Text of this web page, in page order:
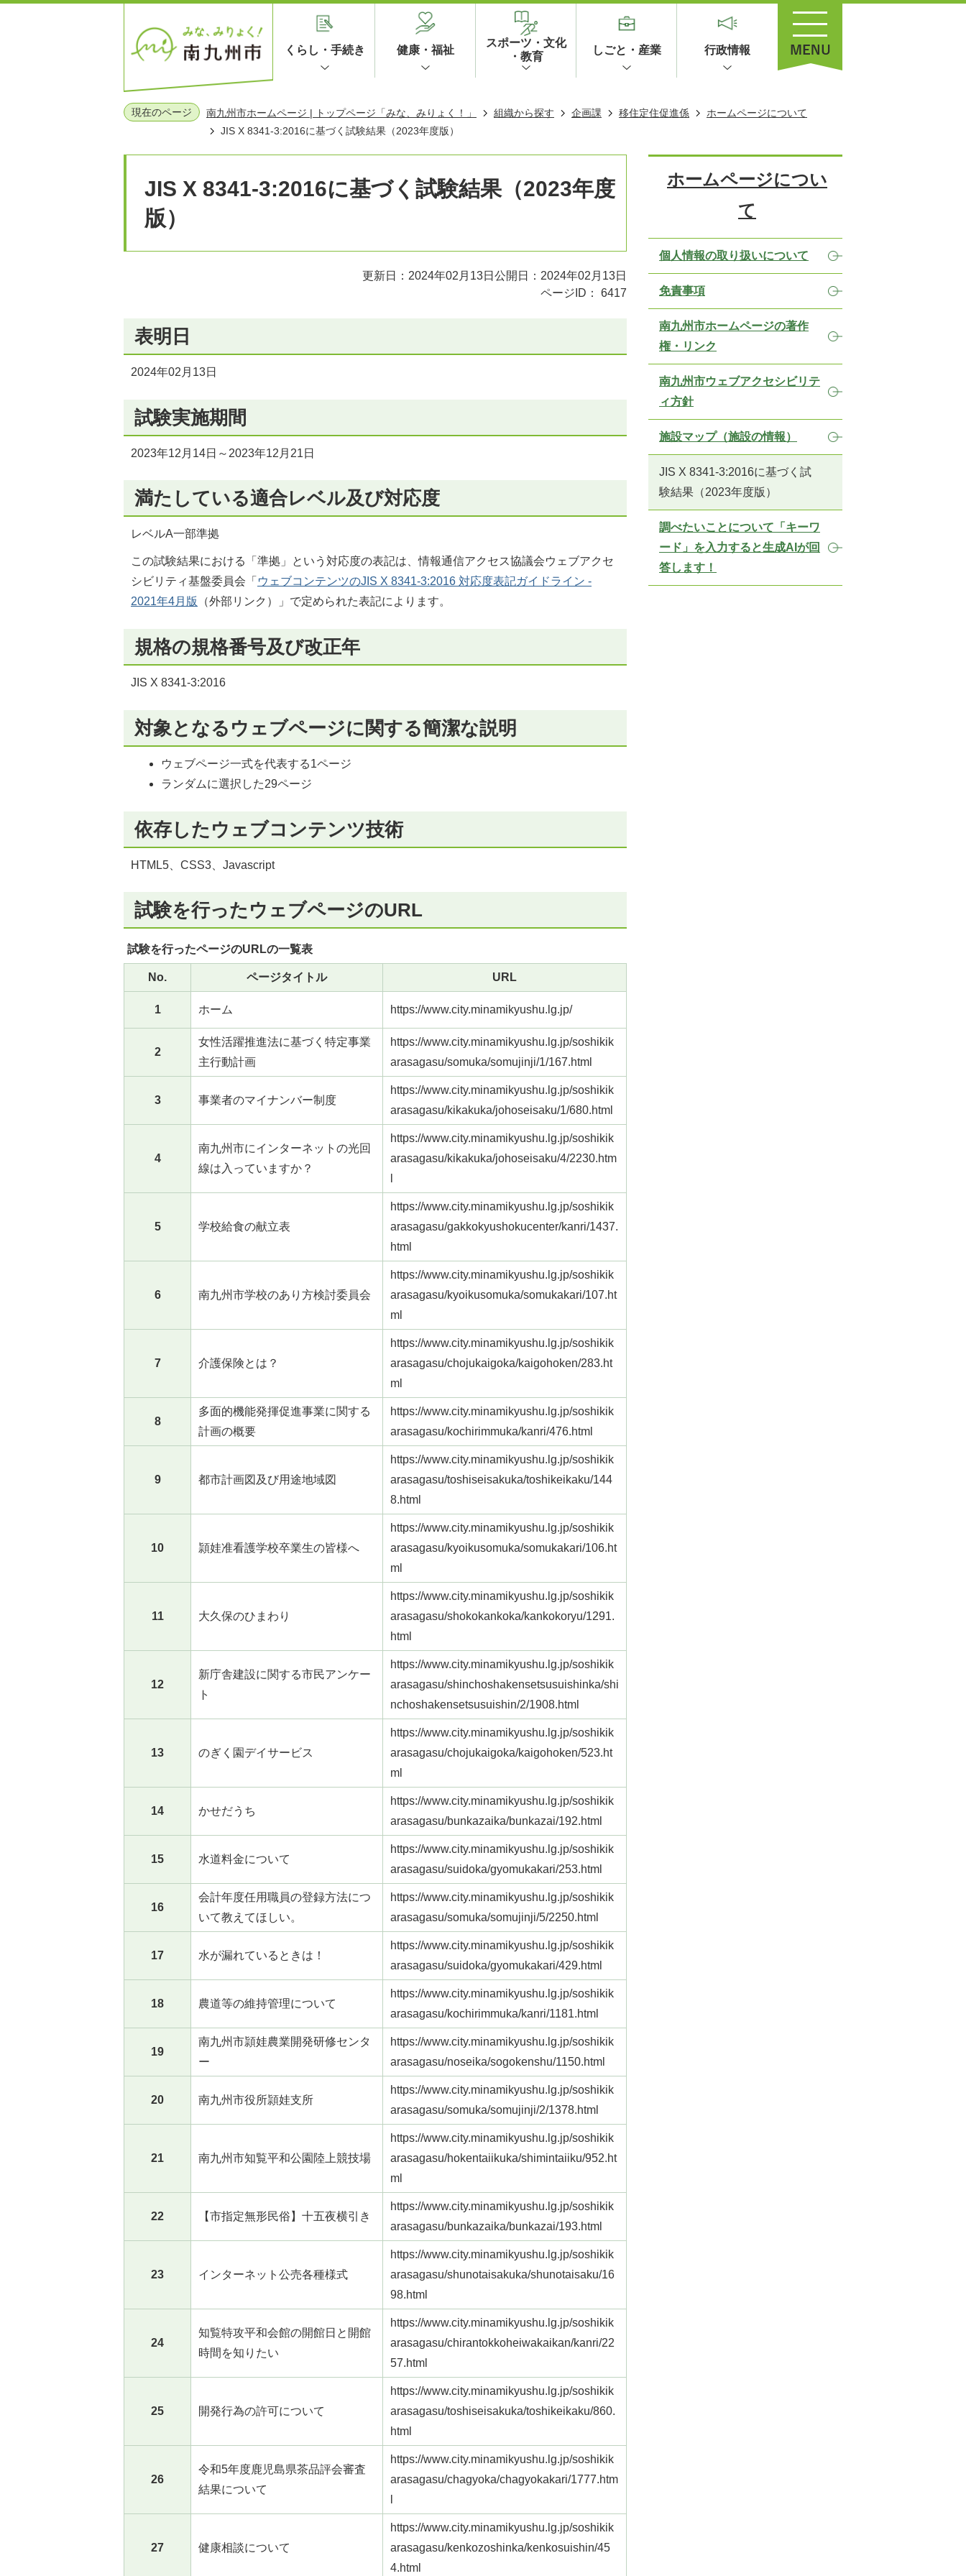
くらし・手続き 健康・福祉
スポーツ・文化
・教育
しごと・産業 行政情報
現在のページ 南九州市ホームページ | トップページ「みな、みりょく！」 組織から探す 企画課 移住定住促進係
ホームページについて
JIS X 8341-3:2016に基づく試験結果（2023年度版）
JIS X 8341-3:2016に基づく試験結果（2023年度
版）
更新日：2024年02月13日 公開日：2024年02月13日
ページID：
6417
表明日
2024年02月13日
試験実施期間
2023年12月14日～2023年12月21日
満たしている適合レベル及び対応度
レベルA一部準拠
この試験結果における「準拠」という対応度の表記は、情報通信アクセス協議会ウェブアクセ
シビリティ基盤委員会「 ウェブコンテンツのJIS X 8341-3:2016 対応度表記ガイドライン -
2021年4月版
（外部リンク） 」で定められた表記によります。
規格の規格番号及び改正年
JIS X 8341-3:2016
対象となるウェブページに関する簡潔な説明
ウェブページ一式を代表する1ページ
ランダムに選択した29ページ
依存したウェブコンテンツ技術
HTML5、CSS3、Javascript
試験を行ったウェブページのURL
試験を行ったページのURLの一覧表
No. ページタイトル URL
1 ホーム https://www.city.minamikyushu.lg.jp/
2
女性活躍推進法に基づく特定事業
主行動計画
https://www.city.minamikyushu.lg.jp/soshikik
arasagasu/somuka/somujinji/1/167.html
3 事業者のマイナンバー制度
https://www.city.minamikyushu.lg.jp/soshikik
arasagasu/kikakuka/johoseisaku/1/680.html
4
南九州市にインターネットの光回
線は入っていますか？
https://www.city.minamikyushu.lg.jp/soshikik
arasagasu/kikakuka/johoseisaku/4/2230.htm
5 学校給食の献立表
https://www.city.minamikyushu.lg.jp/soshikik
arasagasu/gakkokyushokucenter/kanri/1437.
html
6 南九州市学校のあり方検討委員会
https://www.city.minamikyushu.lg.jp/soshikik
arasagasu/kyoikusomuka/somukakari/107.ht
ml
7 介護保険とは？
https://www.city.minamikyushu.lg.jp/soshikik
arasagasu/chojukaigoka/kaigohoken/283.ht
ml
8
多面的機能発揮促進事業に関する
計画の概要
https://www.city.minamikyushu.lg.jp/soshikik
arasagasu/kochirimmuka/kanri/476.html
9 都市計画図及び用途地域図
https://www.city.minamikyushu.lg.jp/soshikik
arasagasu/toshiseisakuka/toshikeikaku/144
8.html
10 頴娃准看護学校卒業生の皆様へ
https://www.city.minamikyushu.lg.jp/soshikik
arasagasu/kyoikusomuka/somukakari/106.ht
ml
11 大久保のひまわり
https://www.city.minamikyushu.lg.jp/soshikik
arasagasu/shokokankoka/kankokoryu/1291.
html
12
新庁舎建設に関する市民アンケー
ト
https://www.city.minamikyushu.lg.jp/soshikik
arasagasu/shinchoshakensetsusuishinka/shi
nchoshakensetsusuishin/2/1908.html
13 のぎく園デイサービス
https://www.city.minamikyushu.lg.jp/soshikik
arasagasu/chojukaigoka/kaigohoken/523.ht
ml
14 かせだうち
https://www.city.minamikyushu.lg.jp/soshikik
arasagasu/bunkazaika/bunkazai/192.html
15 水道料金について
https://www.city.minamikyushu.lg.jp/soshikik
arasagasu/suidoka/gyomukakari/253.html
16
会計年度任用職員の登録方法につ
いて教えてほしい。
https://www.city.minamikyushu.lg.jp/soshikik
arasagasu/somuka/somujinji/5/2250.html
17 水が漏れているときは！
https://www.city.minamikyushu.lg.jp/soshikik
arasagasu/suidoka/gyomukakari/429.html
18 農道等の維持管理について
https://www.city.minamikyushu.lg.jp/soshikik
arasagasu/kochirimmuka/kanri/1181.html
19
南九州市頴娃農業開発研修センタ
ー
https://www.city.minamikyushu.lg.jp/soshikik
arasagasu/noseika/sogokenshu/1150.html
20 南九州市役所頴娃支所
https://www.city.minamikyushu.lg.jp/soshikik
arasagasu/somuka/somujinji/2/1378.html
21 南九州市知覧平和公園陸上競技場
https://www.city.minamikyushu.lg.jp/soshikik
arasagasu/hokentaiikuka/shimintaiiku/952.ht
ml
22 【市指定無形民俗】十五夜横引き
https://www.city.minamikyushu.lg.jp/soshikik
arasagasu/bunkazaika/bunkazai/193.html
23 インターネット公売各種様式
https://www.city.minamikyushu.lg.jp/soshikik
arasagasu/shunotaisakuka/shunotaisaku/16
98.html
24
知覧特攻平和会館の開館日と開館
時間を知りたい
https://www.city.minamikyushu.lg.jp/soshikik
arasagasu/chirantokkoheiwakaikan/kanri/22
57.html
25 開発行為の許可について
https://www.city.minamikyushu.lg.jp/soshikik
arasagasu/toshiseisakuka/toshikeikaku/860.
html
26
令和5年度鹿児島県茶品評会審査
結果について
https://www.city.minamikyushu.lg.jp/soshikik
arasagasu/chagyoka/chagyokakari/1777.htm
27 健康相談について
https://www.city.minamikyushu.lg.jp/soshikik
arasagasu/kenkozoshinka/kenkosuishin/45
4.html
ホームページについ
て
個人情報の取り扱いについて
免責事項
南九州市ホームページの著作
権・リンク
南九州市ウェブアクセシビリテ
ィ方針
施設マップ（施設の情報）
JIS X 8341-3:2016に基づく試
験結果（2023年度版）
調べたいことについて「キーワ
ード」を入力すると生成AIが回
答します！